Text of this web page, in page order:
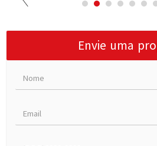
Envie uma